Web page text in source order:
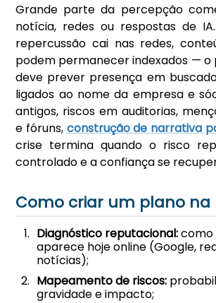
Grande parte da percepção
notícia, redes ou respostas de
repercussão cai nas redes,
podem permanecer indexados — o
deve prever presença em
ligados ao nome da empresa e
antigos, riscos em auditorias,
e fóruns, construção de narrativa
crise termina quando o risco
controlado e a confiança se
Como criar um plano na
Diagnóstico reputacional:como
aparece hoje online (Google,
notícias);
Mapeamento de riscos:
gravidade e impacto;